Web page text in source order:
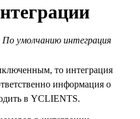
По умолчанию интеграция
то интеграция
информация о
в YCLIENTS.